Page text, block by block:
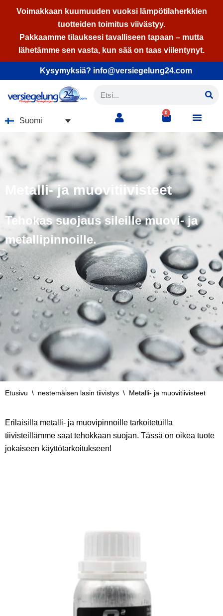
suoraan
sisältöön
Voimakkaan kuumuuden vuoksi lämpötilaherkkien
tuotteiden toimitus viivästyy.
Pakkaamme tilauksesi tavalliseen tapaan – mutta
lähetämme sen vasta, kun sää on taas viilentynyt.
Kysymyksiä? info@versiegelung24.com
Suomi
0
Metalli- ja muovitiivisteet
Tehokas suojaus sileille muovi- ja
metallipinnoille.
Etusivu \ nestemäisen lasin tiivistys \ Metalli- ja muovitiivisteet
Erilaisilla metalli- ja muovipinnoille tarkoitetuilla
tiivisteillämme saat tehokkaan suojan. Tässä on oikea tuote
jokaiseen käyttötarkoitukseen!